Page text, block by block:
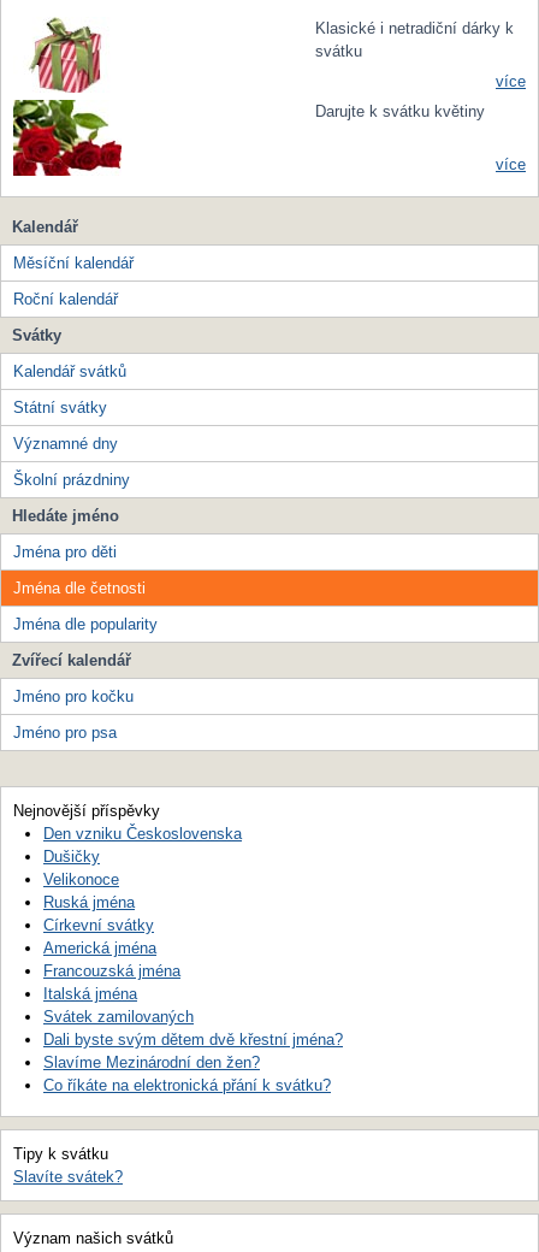
Klasické i netradiční dárky k
svátku
více
Darujte k svátku květiny
více
Kalendář
Měsíční kalendář
Roční kalendář
Svátky
Kalendář svátků
Státní svátky
Významné dny
Školní prázdniny
Hledáte jméno
Jména pro děti
Jména dle četnosti
Jména dle popularity
Zvířecí kalendář
Jméno pro kočku
Jméno pro psa
Nejnovější příspěvky
Den vzniku Československa
Dušičky
Velikonoce
Ruská jména
Církevní svátky
Americká jména
Francouzská jména
Italská jména
Svátek zamilovaných
Dali byste svým dětem dvě křestní jména?
Slavíme Mezinárodní den žen?
Co říkáte na elektronická přání k svátku?
Tipy k svátku
Slavíte svátek?
Význam našich svátků